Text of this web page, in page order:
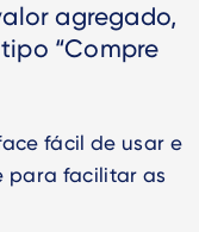
agregado,
“Compre
fácil de usar e
para facilitar as